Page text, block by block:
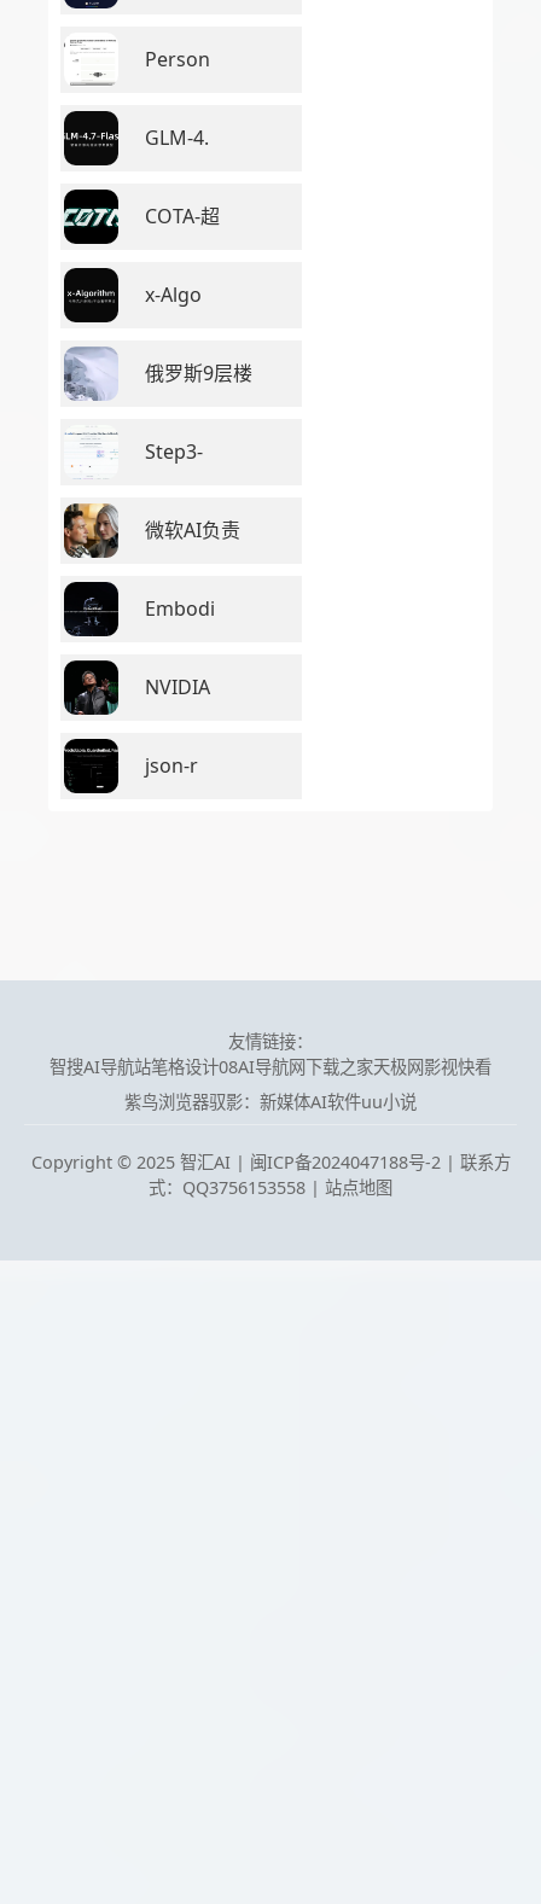
Person
GLM-4.
COTA-超
x-Algo
俄罗斯9层楼
Step3-
微软AI负责
Embodi
NVIDIA
json-r
友情链接：
智搜AI导航站笔格设计08AI导航网下载之家天极网影视快看
紫鸟浏览器驭影：新媒体AI软件uu小说
Copyright © 2025 智汇AI | 闽ICP备2024047188号-2 | 联系方
式：QQ3756153558 | 站点地图